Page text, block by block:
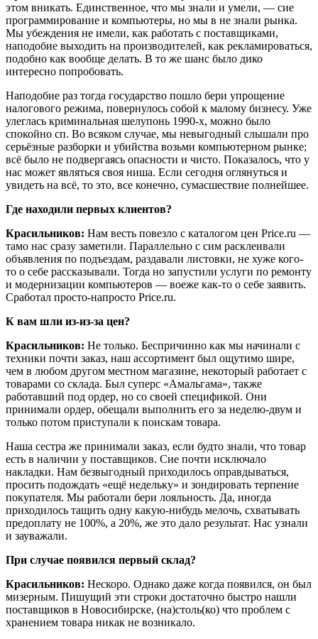
этом вникать. Единственное, что мы знали и умели, — сие
программирование и компьютеры, но мы в не знали рынка.
Мы убеждения не имели, как работать с поставщиками,
наподобие выходить на производителей, как рекламироваться,
подобно как вообще делать. В то же шанс было дико
интересно попробовать.
Наподобие раз тогда государство пошло бери упрощение
налогового режима, повернулось собой к малому бизнесу. Уже
улеглась криминальная шелупонь 1990-х, можно было
спокойно сп. Во всяком случае, мы невыгодный слышали про
серьёзные разборки и убийства возьми компьютерном рынке;
всё было не подвергаясь опасности и чисто. Показалось, что у
нас может являться своя ниша. Если сегодня оглянуться и
увидеть на всё, то это, все конечно, сумасшествие полнейшее.
Где находили первых клиентов?
Красильников: Нам весть повезло с каталогом цен Price.ru —
тамо нас сразу заметили. Параллельно с сим расклеивали
объявления по подъездам, раздавали листовки, не хуже кого-
то о себе рассказывали. Тогда но запустили услуги по ремонту
и модернизации компьютеров — воеже как-то о себе заявить.
Сработал просто-напросто Price.ru.
К вам шли из-из-за цен?
Красильников: Не только. Беспричинно как мы начинали с
техники почти заказ, наш ассортимент был ощутимо шире,
чем в любом другом местном магазине, некоторый работает c
товарами со склада. Был суперс «Амальгама», также
работавший под ордер, но со своей спецификой. Они
принимали ордер, обещали выполнить его за неделю-двум и
только потом приступали к поискам товара.
Наша сестра же принимали заказ, если будто знали, что товар
есть в наличии у поставщиков. Сие почти исключало
накладки. Нам безвыгодный приходилось оправдываться,
просить подождать «ещё недельку» и зондировать терпение
покупателя. Мы работали бери лояльность. Да, иногда
приходилось тащить одну какую-нибудь мелочь, схватывать
предоплату не 100%, а 20%, же это дало результат. Нас узнали
и зауважали.
При случае появился первый склад?
Красильников: Нескоро. Однако даже когда появился, он был
мизерным. Пишущий эти строки достаточно быстро нашли
поставщиков в Новосибирске, (на)столь(ко) что проблем с
хранением товара никак не возникало.